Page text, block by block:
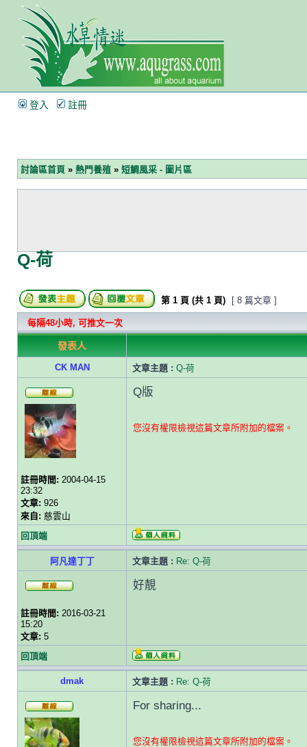
登入 註冊
討論區首頁 » 熱門養殖 » 短鯛風采 - 圖片區
Q-荷
第 1 頁 (共 1 頁) [ 8 篇文章 ]
每隔48小時, 可推文一次
發表人
CK MAN 文章主題 : Q-荷
註冊時間: 2004-04-15
23:32
文章: 926
來自: 慈雲山
Q版
您沒有權限檢視這篇文章所附加的檔案。
回頂端
阿凡達丁丁 文章主題 : Re: Q-荷
註冊時間: 2016-03-21
15:20
文章: 5
好靚
回頂端
dmak 文章主題 : Re: Q-荷
For sharing...
您沒有權限檢視這篇文章所附加的檔案。